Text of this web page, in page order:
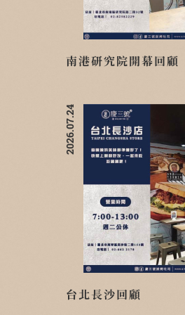
南港研究院開幕回顧
台北長沙回顧
2026.07.24